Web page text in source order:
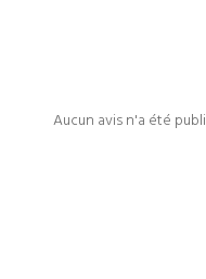
Aucun avis n'a été